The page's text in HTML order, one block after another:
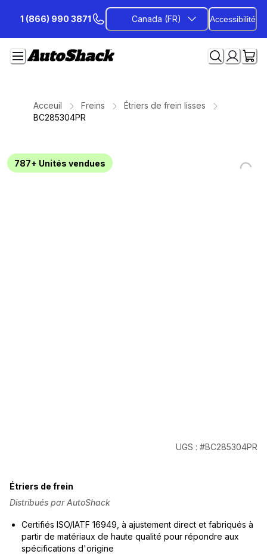
contenu
1 (866) 990 3871 Canada (FR) Accessibilité
Acceuil Freins
Étriers de frein lisses
BC285304PR
787+ Unités vendues
UGS : #BC285304PR
Étriers de frein
Distribués par AutoShack
Certifiés ISO/IATF 16949, à ajustement direct et fabriqués à
partir de matériaux de haute qualité pour répondre aux
spécifications d'origine